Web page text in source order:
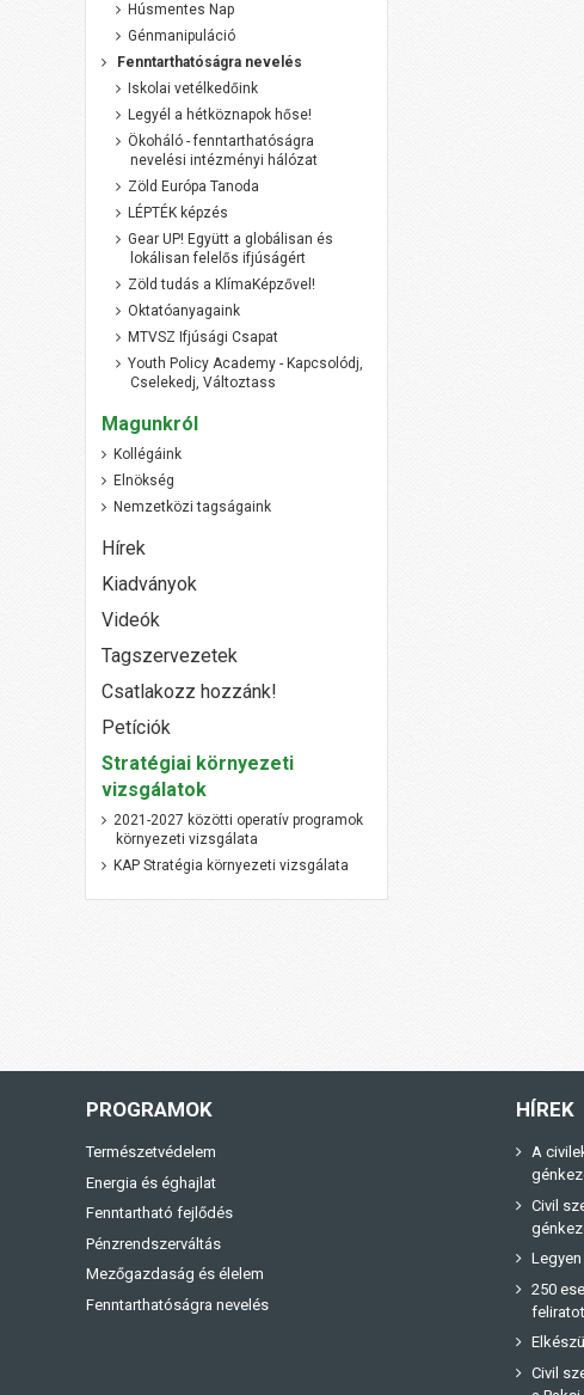
Húsmentes Nap
Génmanipuláció
Fenntarthatóságra nevelés
Iskolai vetélkedőink
Legyél a hétköznapok hőse!
Ökoháló - fenntarthatóságra
nevelési intézményi hálózat
Zöld Európa Tanoda
LÉPTÉK képzés
Gear UP! Együtt a globálisan és
lokálisan felelős ifjúságért
Zöld tudás a KlímaKépzővel!
Oktatóanyagaink
MTVSZ Ifjúsági Csapat
Youth Policy Academy - Kapcsolódj,
Cselekedj, Változtass
Magunkról
Kollégáink
Elnökség
Nemzetközi tagságaink
Hírek
Kiadványok
Videók
Tagszervezetek
Csatlakozz hozzánk!
Petíciók
Stratégiai környezeti
vizsgálatok
2021-2027 közötti operatív programok
környezeti vizsgálata
KAP Stratégia környezeti vizsgálata
PROGRAMOK
Természetvédelem
Energia és éghajlat
Fenntartható fejlődés
Pénzrendszerváltás
Mezőgazdaság és élelem
Fenntarthatóságra nevelés
HÍREK
A
Civil
250
Civil